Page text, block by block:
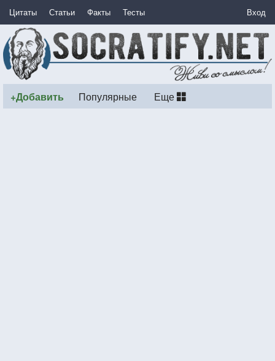
Цитаты Статьи Факты Тесты Вход
+Добавить Популярные Еще